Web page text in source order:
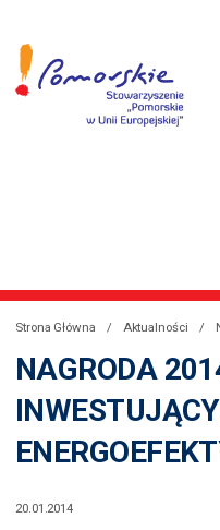
Strona Główna Aktualności
NAGRODA
20.01.2014